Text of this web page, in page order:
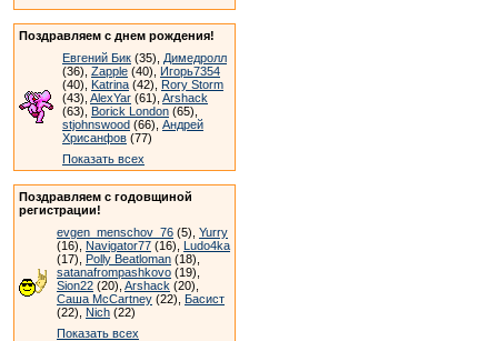
Поздравляем с днем рождения!
Евгений Бик (35), Димедролл
(36), Zapple (40), Игорь7354
(40), Katrina (42), Rory Storm
(43), AlexYar (61), Arshack
(63), Borick London (65),
stjohnswood (66), Андрей
Хрисанфов (77)
Показать всех
Поздравляем с годовщиной
регистрации!
evgen_menschov_76 (5), Yurry
(16), Navigator77 (16), Ludo4ka
(17), Polly Beatloman (18),
satanafrompashkovo (19),
Sion22 (20), Arshack (20),
Саша McCartney (22), Басист
(22), Nich (22)
Показать всех